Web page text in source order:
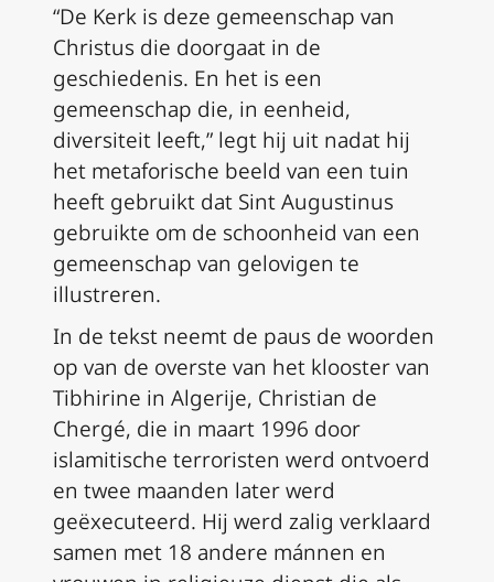
“De Kerk is deze gemeenschap van
Christus die doorgaat in de
geschiedenis. En het is een
gemeenschap die, in eenheid,
diversiteit leeft,” legt hij uit nadat hij
het metaforische beeld van een tuin
heeft gebruikt dat Sint Augustinus
gebruikte om de schoonheid van een
gemeenschap van gelovigen te
illustreren.
In de tekst neemt de paus de woorden
op van de overste van het klooster van
Tibhirine in Algerije, Christian de
Chergé, die in maart 1996 door
islamitische terroristen werd ontvoerd
en twee maanden later werd
geëxecuteerd. Hij werd zalig verklaard
samen met 18 andere mánnen en